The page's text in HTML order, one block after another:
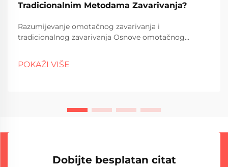
Tradicionalnim Metodama Zavarivanja?
Razumijevanje omotačnog zavarivanja i
tradicionalnog zavarivanja Osnove omotačnog
omotač, u osnovi uključuje spajanje različitih metala
zajedno primjenom sloja metala otpornog na koroziju
POKAŽI VIŠE
Dobijte besplatan citat